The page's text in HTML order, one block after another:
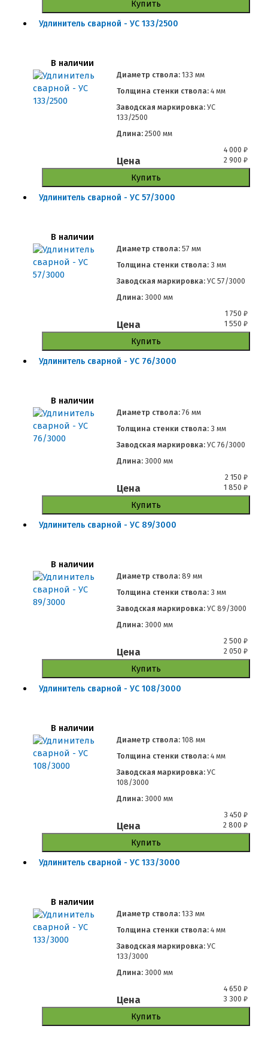
Купить
Удлинитель сварной - УС 133/2500
В наличии
Диаметр ствола:133 мм
Толщина стенки ствола:4 мм
Заводская маркировка:УС
133/2500
Длина:2500 мм
4 000₽
Цена 2 900₽
Купить
Удлинитель сварной - УС 57/3000
В наличии
Диаметр ствола:57 мм
Толщина стенки ствола:3 мм
Заводская маркировка:УС 57/3000
Длина:3000 мм
1 750₽
Цена 1 550₽
Купить
Удлинитель сварной - УС 76/3000
В наличии
Диаметр ствола:76 мм
Толщина стенки ствола:3 мм
Заводская маркировка:УС 76/3000
Длина:3000 мм
2 150₽
Цена 1 850₽
Купить
Удлинитель сварной - УС 89/3000
В наличии
Диаметр ствола:89 мм
Толщина стенки ствола:3 мм
Заводская маркировка:УС 89/3000
Длина:3000 мм
2 500₽
Цена 2 050₽
Купить
Удлинитель сварной - УС 108/3000
В наличии
Диаметр ствола:108 мм
Толщина стенки ствола:4 мм
Заводская маркировка:УС
108/3000
Длина:3000 мм
3 450₽
Цена 2 800₽
Купить
Удлинитель сварной - УС 133/3000
В наличии
Диаметр ствола:133 мм
Толщина стенки ствола:4 мм
Заводская маркировка:УС
133/3000
Длина:3000 мм
4 650₽
Цена 3 300₽
Купить